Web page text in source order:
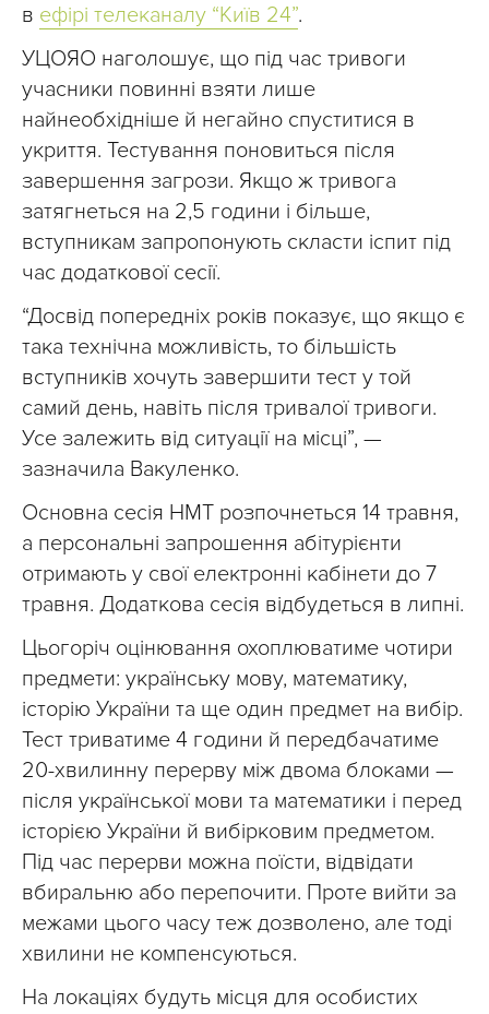
в ефірі телеканалу “Київ 24”.
УЦОЯО наголошує, що під час тривоги
учасники повинні взяти лише
найнеобхідніше й негайно спуститися в
укриття. Тестування поновиться після
завершення загрози. Якщо ж тривога
затягнеться на 2,5 години і більше,
вступникам запропонують скласти іспит під
час додаткової сесії.
“Досвід попередніх років показує, що якщо є
така технічна можливість, то більшість
вступників хочуть завершити тест у той
самий день, навіть після тривалої тривоги.
Усе залежить від ситуації на місці”, —
зазначила Вакуленко.
Основна сесія НМТ розпочнеться 14 травня,
а персональні запрошення абітурієнти
отримають у свої електронні кабінети до 7
травня. Додаткова сесія відбудеться в липні.
Цьогоріч оцінювання охоплюватиме чотири
предмети: українську мову, математику,
історію України та ще один предмет на вибір.
Тест триватиме 4 години й передбачатиме
20-хвилинну перерву між двома блоками —
після української мови та математики і перед
історією України й вибірковим предметом.
Під час перерви можна поїсти, відвідати
вбиральню або перепочити. Проте вийти за
межами цього часу теж дозволено, але тоді
хвилини не компенсуються.
На локаціях будуть місця для особистих